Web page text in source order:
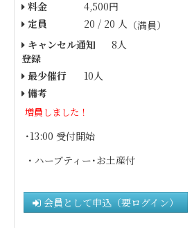
料金
4,500円
定員
20 / 20 人 （満員）
キャンセル通知
登録
8人
最少催行
10人
備考
増員しました！
･13:00 受付開始
・ハーブティー･お土産付
会員として申込（要ログイン）